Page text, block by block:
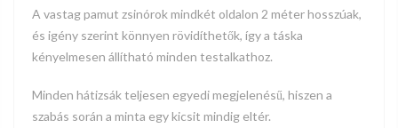
A vastag pamut zsinórok mindkét oldalon 2 méter hosszúak,
és igény szerint könnyen rövidíthetők, így a táska
kényelmesen állítható minden testalkathoz.
Minden hátizsák teljesen egyedi megjelenésű, hiszen a
szabás során a minta egy kicsit mindig eltér.